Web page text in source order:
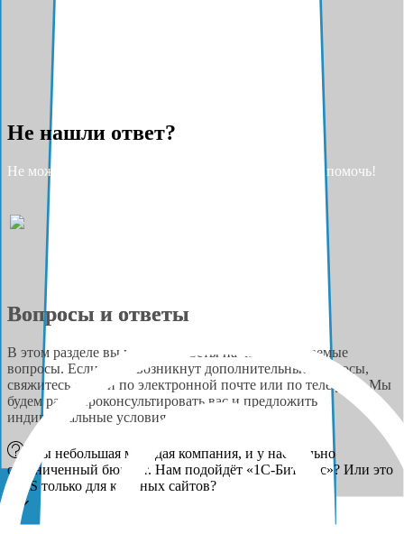
Не нашли ответ?
Не можете найти ответ на свой вопрос? Разрешите помочь!
Вопросы и ответы
В этом разделе вы найдёте ответы на часто задаваемые
вопросы. Если у вас возникнут дополнительные вопросы,
свяжитесь с нами по электронной почте или по телефону. Мы
будем рады проконсультировать вас и предложить
индивидуальные условия сотрудничества.
Мы небольшая молодая компания, и у нас сильно
ограниченный бюджет. Нам подойдёт «1С-Битрикс»? Или это
CMS только для крупных сайтов?